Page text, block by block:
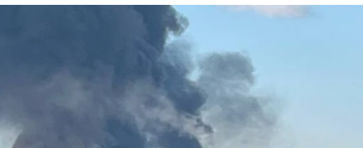
FacebookTwitterTelegram